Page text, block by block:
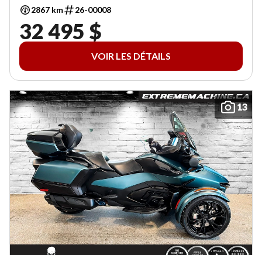
2867 km 26-00008
32 495 $
VOIR LES DÉTAILS
13